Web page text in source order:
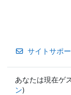
サイトサポ
あなたは現在ゲ
ン)